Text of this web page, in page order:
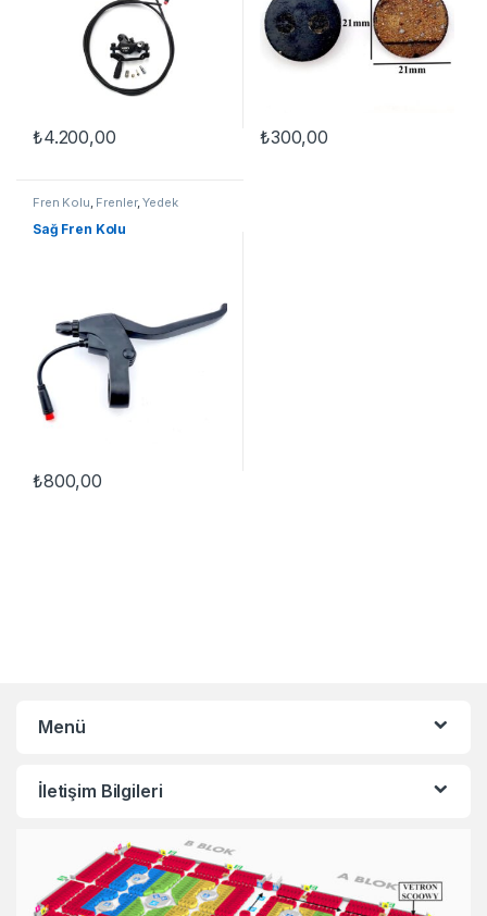
₺4.200,00 ₺300,00
Fren Kolu, Frenler,Yedek
Sağ Fren Kolu
₺800,00
Menü
İletişim Bilgileri